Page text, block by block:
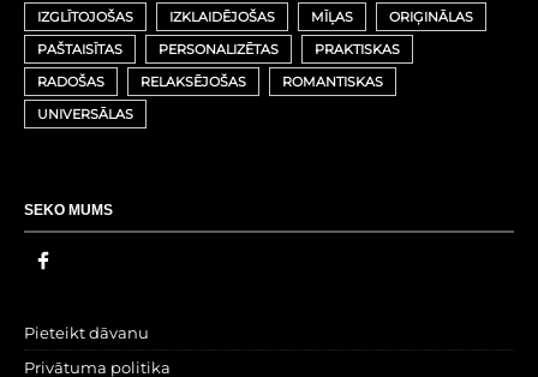
IZGLĪTOJOŠAS
IZKLAIDĒJOŠAS MĪĻAS
ORIĢINĀLAS
PAŠTAISĪTAS
PERSONALIZĒTAS
PRAKTISKAS
RADOŠAS
RELAKSĒJOŠAS
ROMANTISKAS
UNIVERSĀLAS
SEKO MUMS
Pieteikt dāvanu
Privātuma politika